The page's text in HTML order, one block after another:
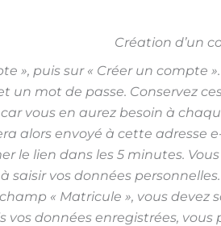
Création d’un
», puis sur « Créer un compte
un mot de passe. Conservez
vous en aurez besoin à
alors envoyé à cette adresse
le lien dans les 5 minutes.
saisir vos données
« Matricule », vous devez
vos données enregistrées, vous